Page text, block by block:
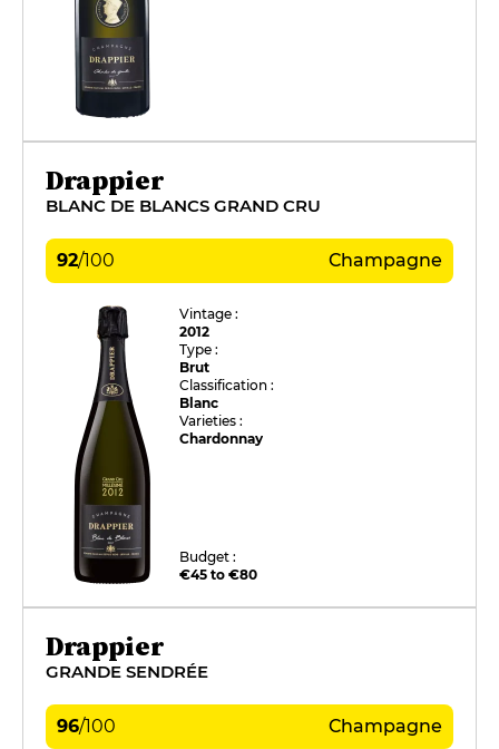
Drappier
BLANC DE BLANCS GRAND CRU
92/100 Champagne
Vintage :
2012
Type :
Brut
Classification :
Blanc
Varieties :
Chardonnay
Budget :
€45 to €80
Drappier
GRANDE SENDRÉE
96/100 Champagne